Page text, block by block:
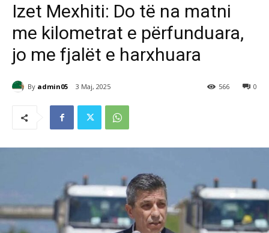
Izet Mexhiti: Do të na matni
me kilometrat e përfunduara,
jo me fjalët e harxhuara
By admin05 3 Maj, 2025 0
566